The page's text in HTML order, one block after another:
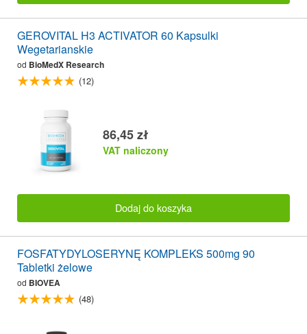
GEROVITAL H3 ACTIVATOR 60 Kapsulki
Wegetarianskie
od BioMedX Research
(12)
86,45 zł
VAT naliczony
Dodaj do koszyka
FOSFATYDYLOSERYNĘ KOMPLEKS 500mg 90
Tabletki żelowe
od BIOVEA
(48)